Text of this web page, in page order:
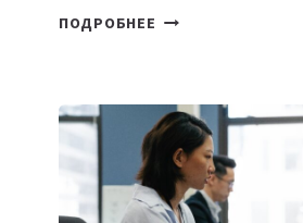
ПОДРОБНЕЕ
КОТОРЫЕ
РАЗВИВАЮТ
ТЕХНОЛОГИЧЕСКОЕ
ОБРАЗОВАНИЕ